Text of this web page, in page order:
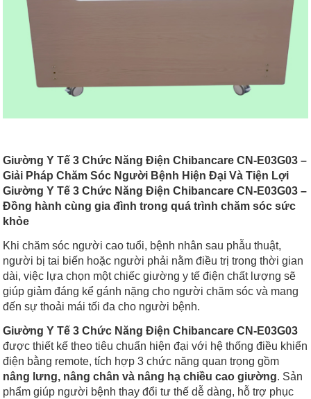
Giường Y Tế 3 Chức Năng Điện Chibancare CN-E03G03 –
Giải Pháp Chăm Sóc Người Bệnh Hiện Đại Và Tiện Lợi
Giường Y Tế 3 Chức Năng Điện Chibancare CN-E03G03 –
Đồng hành cùng gia đình trong quá trình chăm sóc sức
khỏe
Khi chăm sóc người cao tuổi, bệnh nhân sau phẫu thuật,
người bị tai biến hoặc người phải nằm điều trị trong thời gian
dài, việc lựa chọn một chiếc giường y tế điện chất lượng sẽ
giúp giảm đáng kể gánh nặng cho người chăm sóc và mang
đến sự thoải mái tối đa cho người bệnh.
Giường Y Tế 3 Chức Năng Điện Chibancare CN-E03G03
được thiết kế theo tiêu chuẩn hiện đại với hệ thống điều khiển
điện bằng remote, tích hợp 3 chức năng quan trọng gồm
nâng lưng, nâng chân và nâng hạ chiều cao giường. Sản
phẩm giúp người bệnh thay đổi tư thế dễ dàng, hỗ trợ phục